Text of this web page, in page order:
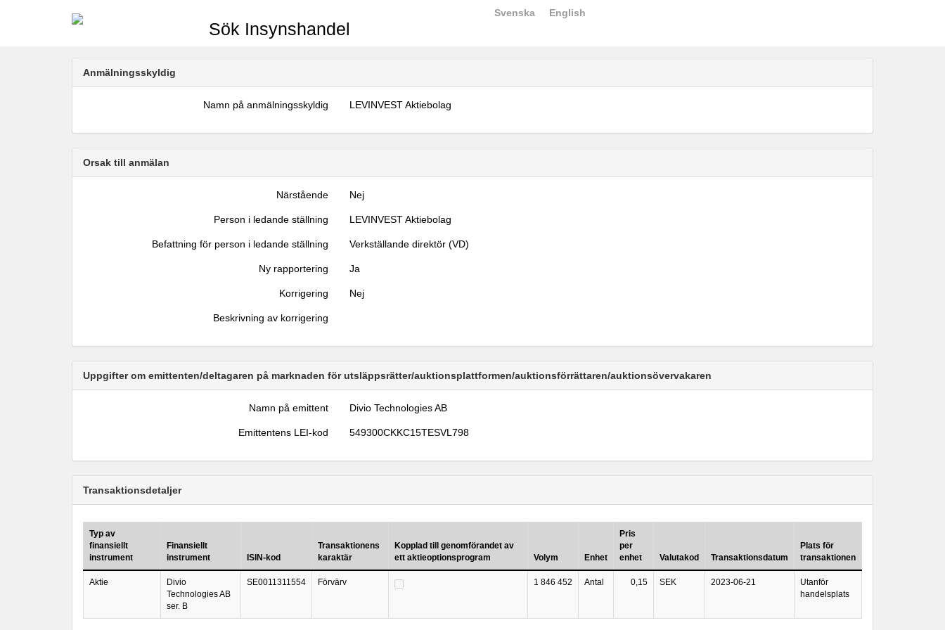
Sök Insynshandel
Svenska English
Anmälningsskyldig
Namn på anmälningsskyldig LEVINVEST Aktiebolag
Orsak till anmälan
Närstående Nej
Person i ledande ställning LEVINVEST Aktiebolag
Befattning för person i ledande ställning Verkställande direktör (VD)
Ny rapportering Ja
Korrigering Nej
Beskrivning av korrigering
Uppgifter om emittenten/deltagaren på marknaden för utsläppsrätter/auktionsplattformen/auktionsförrättaren/auktionsövervakaren
Namn på emittent Divio Technologies AB
Emittentens LEI-kod 549300CKKC15TESVL798
Transaktionsdetaljer
Typ av
finansiellt
instrument
Finansiellt
instrument
ISIN-kod
Transaktionens
karaktär
Kopplad till genomförandet av
ett aktieoptionsprogram
Volym Enhet
Pris
per
enhet
Valutakod Transaktionsdatum
Plats för
transaktionen
Aktie
Divio
Technologies AB
ser. B
SE0011311554 Förvärv 1 846 452 Antal 0,15 SEK 2023-06-21
Utanför
handelsplats